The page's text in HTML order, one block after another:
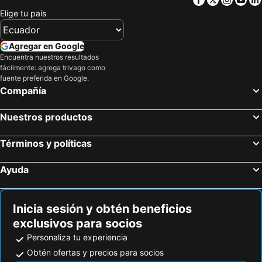
Hotel Plantage
Four Elements Hotel Amsterdam
Hemp
Schiphol, Norte de Holanda Hoteles
Róterdam, Sur de Holanda Hoteles
La Haya, Sur de Holanda Hoteles
Haarlem, Norte de Holanda Hoteles
Utrecht, Utrecht Hoteles
Maastricht, Limburgo Hoteles
Elige tu país
Agregar en Google
Encuentra nuestros resultados
fácilmente: agrega trivago como
fuente preferida en Google.
Compañía
Nuestros productos
Términos y políticas
Ayuda
Inicia sesión y obtén beneficios
exclusivos para socios
Personaliza tu experiencia
Obtén ofertas y precios para socios